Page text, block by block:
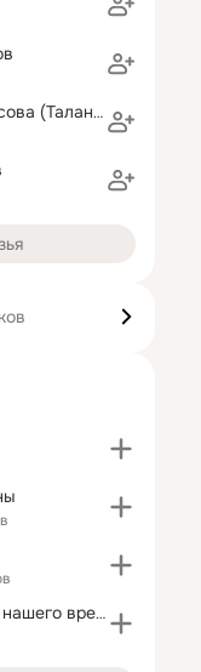
Татьяна Белоусова (Таланкина)
Криптавалюта нашего времени